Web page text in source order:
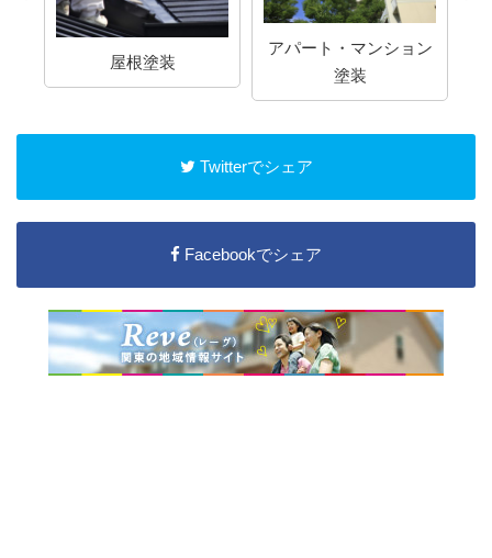
屋根塗装
アパート・マンション
塗装
Twitterでシェア
Facebookでシェア